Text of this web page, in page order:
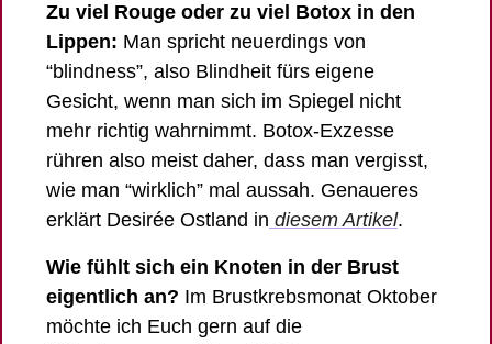
Zu viel Rouge oder zu viel Botox in den
Lippen: Man spricht neuerdings von
“blindness”, also Blindheit fürs eigene
Gesicht, wenn man sich im Spiegel nicht
mehr richtig wahrnimmt. Botox-Exzesse
rühren also meist daher, dass man vergisst,
wie man “wirklich” mal aussah. Genaueres
erklärt Desirée Ostland in diesem Artikel.
Wie fühlt sich ein Knoten in der Brust
eigentlich an? Im Brustkrebsmonat Oktober
möchte ich Euch gern auf die